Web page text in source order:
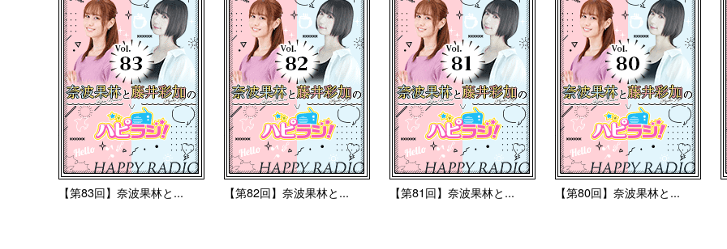
【第83回】奈波果林と... 【第82回】奈波果林と... 【第81回】奈波果林と... 【第80回】奈波果林と...